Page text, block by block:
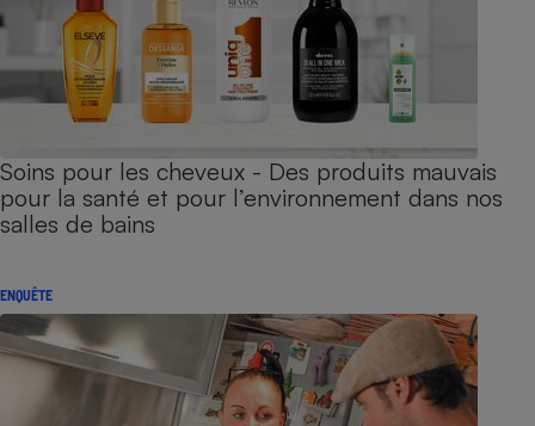
Soins pour les cheveux - Des produits mauvais
pour la santé et pour l’environnement dans nos
salles de bains
ENQUÊTE